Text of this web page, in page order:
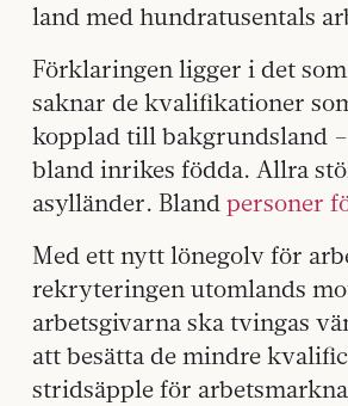
land med hundratusentals
Förklaringen ligger i det
saknar de kvalifikationer
kopplad till bakgrundsland
bland inrikes födda. Allra
asylländer. Bland personer
Med ett nytt lönegolv för
rekryteringen utomlands
arbetsgivarna ska tvingas
att besätta de mindre
stridsäpple för